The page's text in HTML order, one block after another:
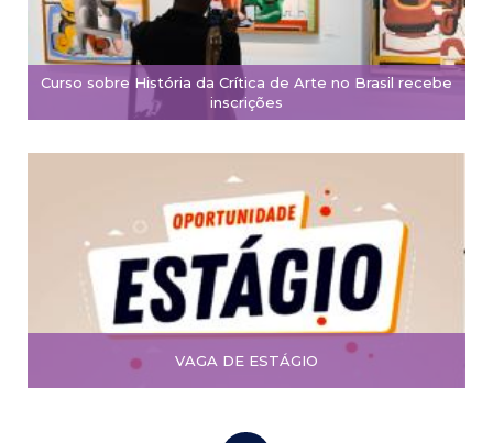
Curso sobre História da Crítica de Arte no Brasil recebe
inscrições
VAGA DE ESTÁGIO